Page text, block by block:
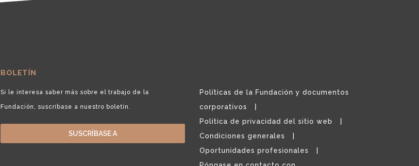
BOLETÍN
Si le interesa saber más sobre el trabajo de la
Fundación, suscríbase a nuestro boletín.
SUSCRÍBASE A
Políticas de la Fundación y documentos
corporativos
Política de privacidad del sitio web
Condiciones generales
Oportunidades profesionales